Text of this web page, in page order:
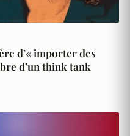
d’« importer des
d’un think tank